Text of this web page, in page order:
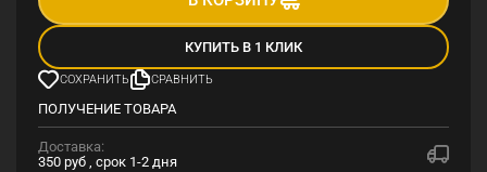
КУПИТЬ В 1 КЛИК
СОХРАНИТЬ СРАВНИТЬ
ПОЛУЧЕНИЕ ТОВАРА
Доставка:
350 руб , срок 1-2 дня